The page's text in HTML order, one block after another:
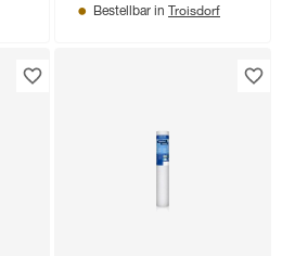
Bestellbar in Troisdorf